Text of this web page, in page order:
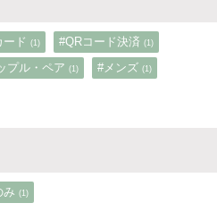
ード (1) #QRコード決済 (1)
プル・ペア (1) #メンズ (1)
み (1)